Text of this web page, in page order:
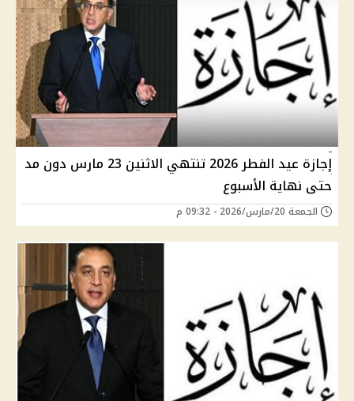
إجازة عيد الفطر 2026 تنتهي الاثنين 23 مارس دون مد
حتى نهاية الأسبوع
الجمعة 20/مارس/2026 - 09:32 م